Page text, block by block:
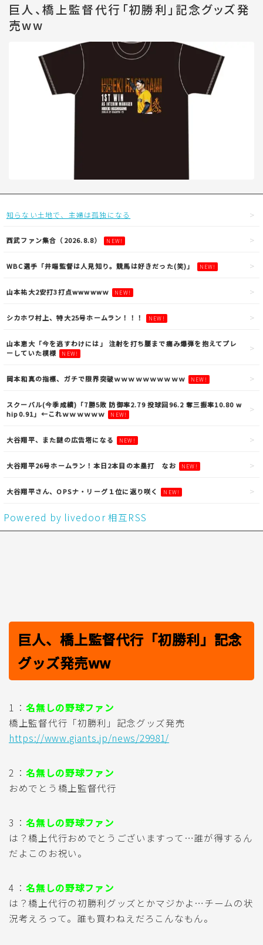
巨人、橋上監督代行「初勝利」記念グッズ発
売ww
知らない土地で、主婦は孤独になる
西武ファン集合（2026.8.8） NEW!
WBC選手「井端監督は人見知り。競馬は好きだった(笑)」 NEW!
山本祐大2安打3打点wwwwwｗ NEW!
シカホワ村上、特大25号ホームラン！！！ NEW!
山本恵大「今を逃すわけには」 注射を打ち腰まで痛み爆弾を抱えてプレ
ーしていた模様
NEW!
岡本和真の指標、ガチで限界突破ｗｗｗｗｗｗｗｗｗｗ NEW!
スクーバル(今季成績)「7勝5敗 防御率2.79 投球回96.2 奪三振率10.80 w
hip0.91」←これｗｗｗｗｗｗ
NEW!
大谷翔平、また謎の広告塔になる NEW!
大谷翔平26号ホームラン！本日2本目の本塁打 なお NEW!
大谷翔平さん、OPSナ・リーグ１位に返り咲く NEW!
Powered by livedoor 相互RSS
巨人、橋上監督代行「初勝利」記念
グッズ発売ww
1 ：名無しの野球ファン
橋上監督代行「初勝利」記念グッズ発売
https://www.giants.jp/news/29981/
2 ：名無しの野球ファン
おめでとう橋上監督代行
3 ：名無しの野球ファン
は？橋上代行おめでとうございますって…誰が得するん
だよこのお祝い。
4 ：名無しの野球ファン
は？橋上代行の初勝利グッズとかマジかよ…チームの状
況考えろって。誰も買わねえだろこんなもん。